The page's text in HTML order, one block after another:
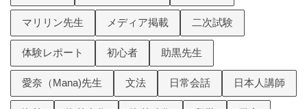
マリリン先生 メディア掲載 二次試験
体験レポート 初心者 助黒先生
愛奈（Mana)先生 文法 日常会話 日本人講師